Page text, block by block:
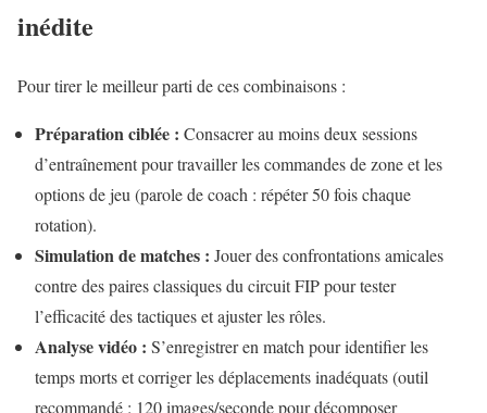
inédite
Pour tirer le meilleur parti de ces combinaisons :
Préparation ciblée : Consacrer au moins deux sessions
d’entraînement pour travailler les commandes de zone et les
options de jeu (parole de coach : répéter 50 fois chaque
rotation).
Simulation de matches : Jouer des confrontations amicales
contre des paires classiques du circuit FIP pour tester
l’efficacité des tactiques et ajuster les rôles.
Analyse vidéo : S’enregistrer en match pour identifier les
temps morts et corriger les déplacements inadéquats (outil
recommandé : 120 images/seconde pour décomposer